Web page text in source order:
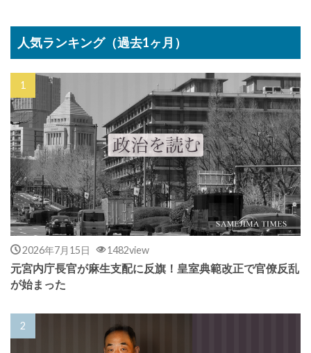
人気ランキング（過去1ヶ月）
2026年7月15日 1482view
元宮内庁長官が麻生支配に反旗！皇室典範改正で官僚反乱
が始まった